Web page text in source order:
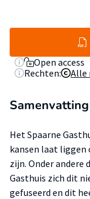
Open access
Rechten:
Alle
Samenvatting
Het Spaarne
kansen laat liggen
zijn. Onder andere
Gasthuis zich dit
gefuseerd en dit